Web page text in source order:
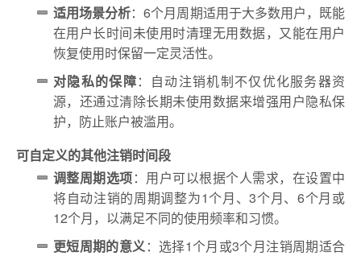
适用场景分析：6个月周期适用于大多数用户，既能
在用户长时间未使用时清理无用数据，又能在用户
恢复使用时保留一定灵活性。
对隐私的保障：自动注销机制不仅优化服务器资
源，还通过清除长期未使用数据来增强用户隐私保
护，防止账户被滥用。
可自定义的其他注销时间段
调整周期选项：用户可以根据个人需求，在设置中
将自动注销的周期调整为1个月、3个月、6个月或
12个月，以满足不同的使用频率和习惯。
更短周期的意义 ：选择1个月或3个月注销周期适合